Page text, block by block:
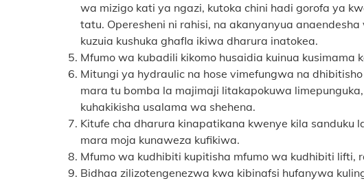
wa mizigo kati ya ngazi, kutoka chini hadi gorofa ya
tatu. Operesheni ni rahisi, na akanyanyua
kuzuia kushuka ghafla ikiwa dharura inatokea.
Mfumo wa kubadili kikomo husaidia kuinua kusimama
Mitungi ya hydraulic na hose vimefungwa na
mara tu bomba la majimaji litakapokuwa
kuhakikisha usalama wa shehena.
Kitufe cha dharura kinapatikana kwenye kila sanduku
mara moja kunaweza kufikiwa.
Mfumo wa kudhibiti kupitisha mfumo wa kudhibiti lifti,
Bidhaa zilizotengenezwa kwa kibinafsi hufanywa